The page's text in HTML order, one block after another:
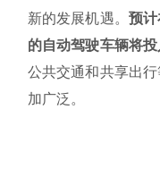
新的发展机遇。 预
的自动驾驶车辆将
公共交通和共享出
加广泛。